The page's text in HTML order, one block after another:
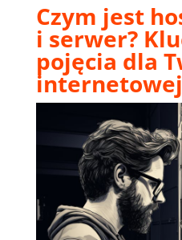
Czym jest
i serwer?
pojęcia dla
internetowej